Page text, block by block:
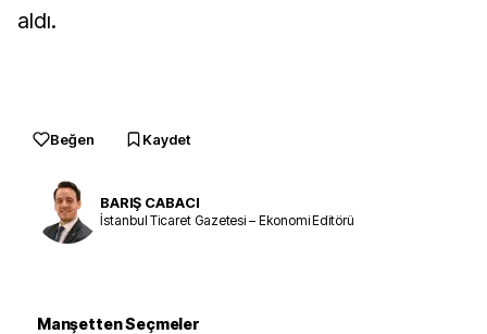
aldı.
Beğen Kaydet
BARIŞ CABACI
İstanbul Ticaret Gazetesi – Ekonomi Editörü
Manşetten Seçmeler